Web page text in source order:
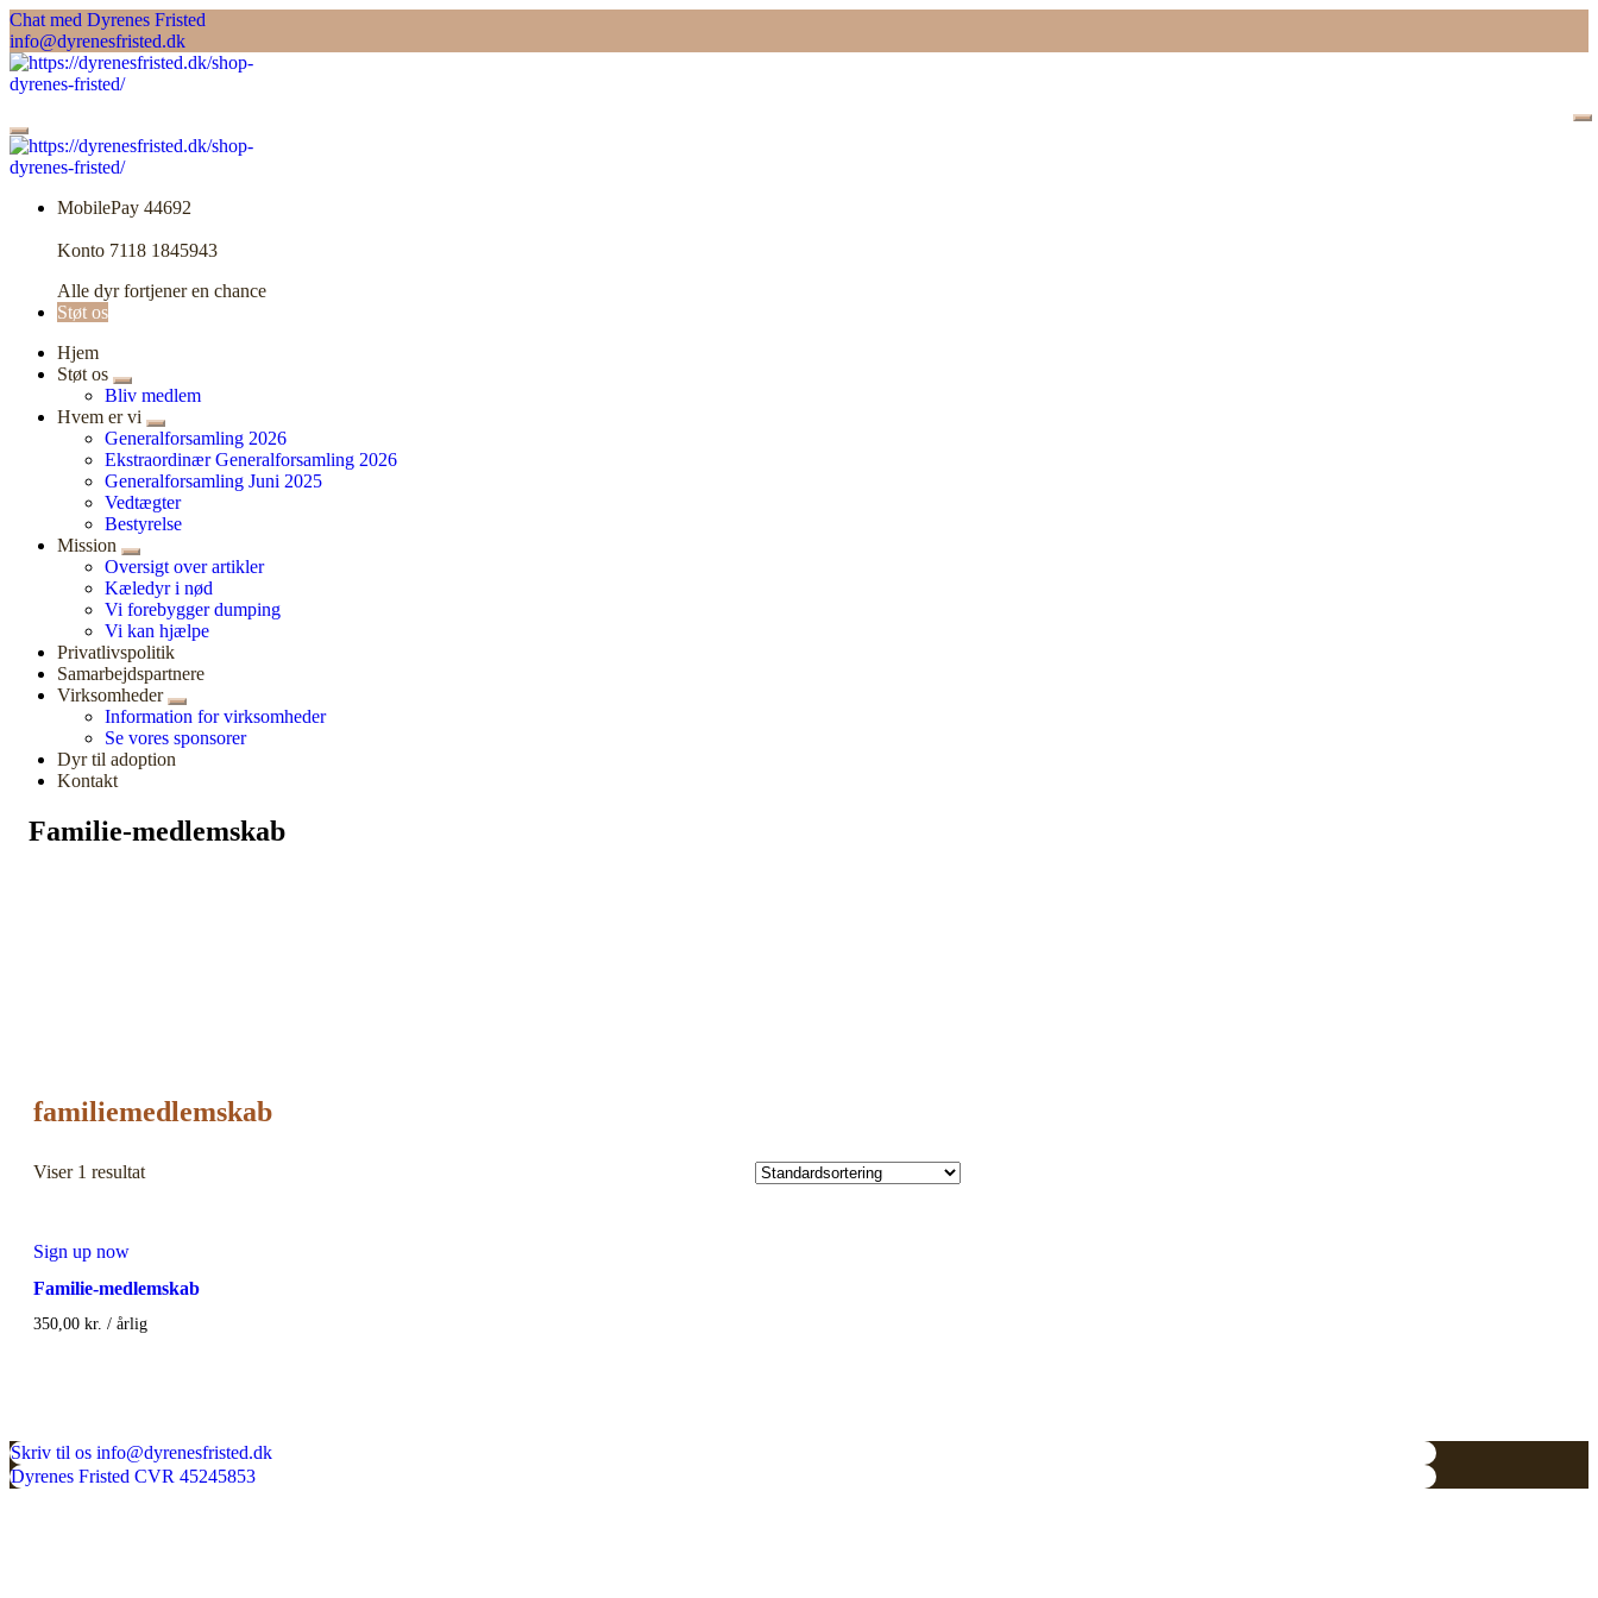
Skip
to
content
Chat med Dyrenes Fristed
info@dyrenesfristed.dk
MobilePay 44692
Konto 7118 1845943
Alle dyr fortjener en chance
Støt os
Hjem
Støt os
Bliv medlem
Hvem er vi
Generalforsamling 2026
Ekstraordinær Generalforsamling 2026
Generalforsamling Juni 2025
Vedtægter
Bestyrelse
Mission
Oversigt over artikler
Kæledyr i nød
Vi forebygger dumping
Vi kan hjælpe
Privatlivspolitik
Samarbejdspartnere
Virksomheder
Information for virksomheder
Se vores sponsorer
Dyr til adoption
Kontakt
Familie-medlemskab
familiemedlemskab
Viser 1 resultat
Sign up now
Familie-medlemskab
350,00 kr. / årlig
Skriv til os info@dyrenesfristed.dk
Dyrenes Fristed CVR 45245853